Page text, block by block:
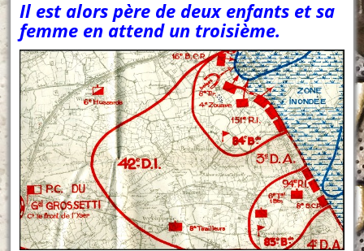
Il est alors père de deux enfants et sa
femme en attend un troisième.